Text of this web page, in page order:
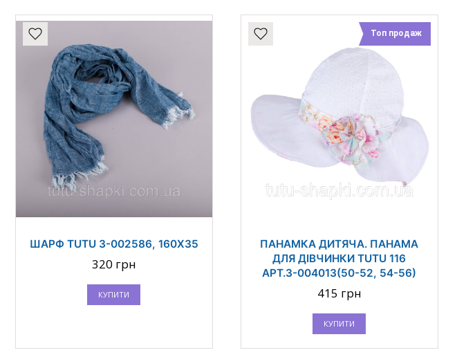
ШАРФ TUTU 3-002586, 160Х35
320 грн
КУПИТИ
Топ продаж
ПАНАМКА ДИТЯЧА. ПАНАМА
ДЛЯ ДІВЧИНКИ TUTU 116
АРТ.3-004013(50-52, 54-56)
415 грн
КУПИТИ